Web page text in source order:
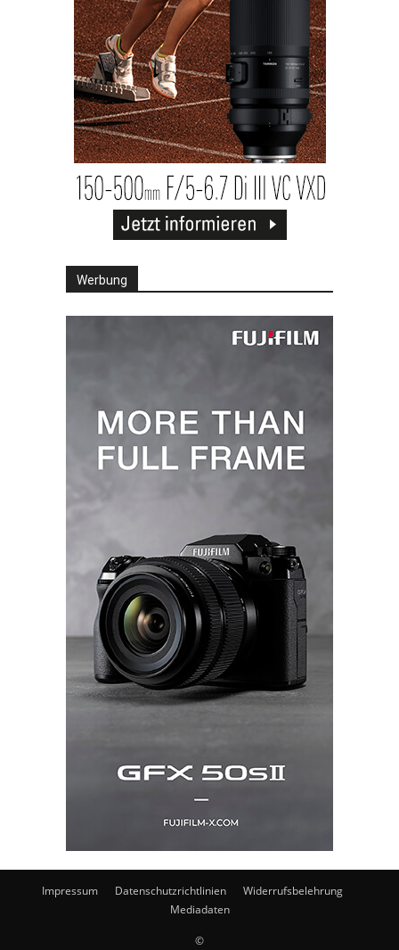
Werbung
Impressum Datenschutzrichtlinien
Widerrufsbelehrung
Mediadaten
©